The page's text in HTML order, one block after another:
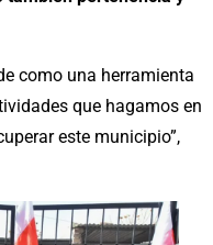
como una herramienta
que hagamos en
este municipio”,